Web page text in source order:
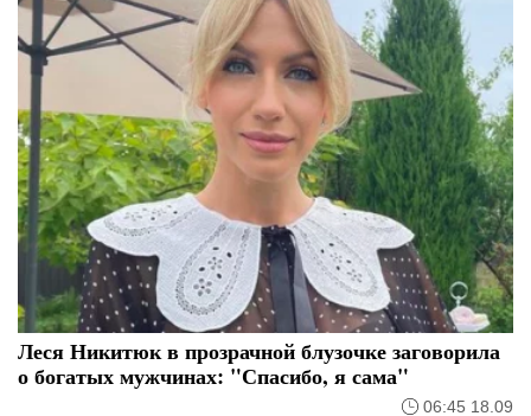
Леся Никитюк в прозрачной блузочке заговорила
о богатых мужчинах: "Спасибо, я сама"
06:45 18.09